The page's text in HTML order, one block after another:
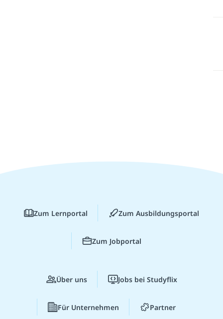
Zum Lernportal Zum Ausbildungsportal
Zum Jobportal
Über uns Jobs bei Studyflix
Für Unternehmen Partner